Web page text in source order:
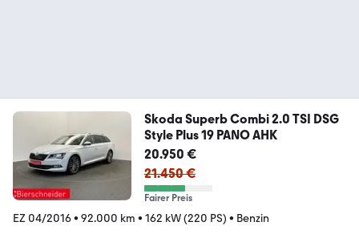
Skoda Superb Combi 2.0 TSI DSG
Style Plus 19 PANO AHK
20.950 €
21.450 €
Fairer Preis
EZ 04/2016• 92.000 km • 162 kW (220 PS) • Benzin